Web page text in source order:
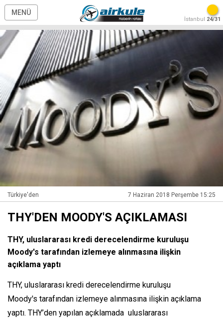
MENÜ
İstanbul 24/31
Türkiye'den 7 Haziran 2018 Perşembe 15:25
THY'DEN MOODY'S AÇIKLAMASI
THY, uluslararası kredi derecelendirme kuruluşu
Moody's tarafından izlemeye alınmasına ilişkin
açıklama yaptı
THY, uluslararası kredi derecelendirme kuruluşu
Moody's tarafından izlemeye alınmasına ilişkin açıklama
yaptı. THY’den yapılan açıklamada uluslararası